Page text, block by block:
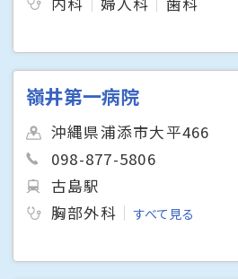
嶺井第一病院
沖縄県浦添市大平466
098-877-5806
古島駅
胸部外科
すべて見る